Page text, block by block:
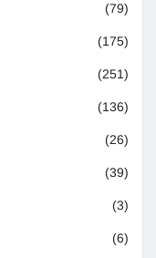
(79)
(175)
(251)
(136)
(26)
(39)
(3)
(6)